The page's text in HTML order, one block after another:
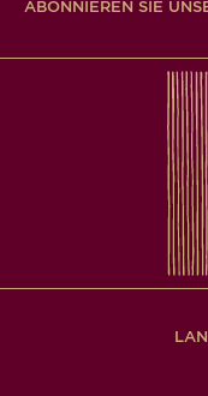
ABONNIEREN SIE